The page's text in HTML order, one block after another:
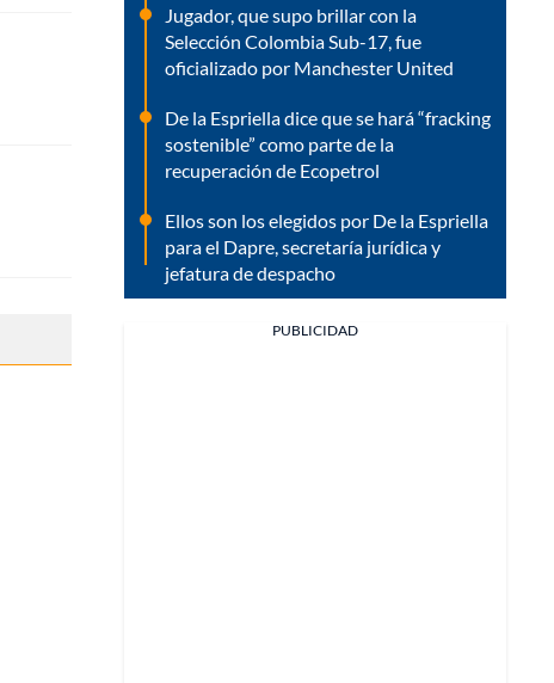
Jugador, que supo brillar con la
Selección Colombia Sub-17, fue
oficializado por Manchester United
De la Espriella dice que se hará “fracking
sostenible” como parte de la
recuperación de Ecopetrol
Ellos son los elegidos por De la Espriella
para el Dapre, secretaría jurídica y
jefatura de despacho
PUBLICIDAD